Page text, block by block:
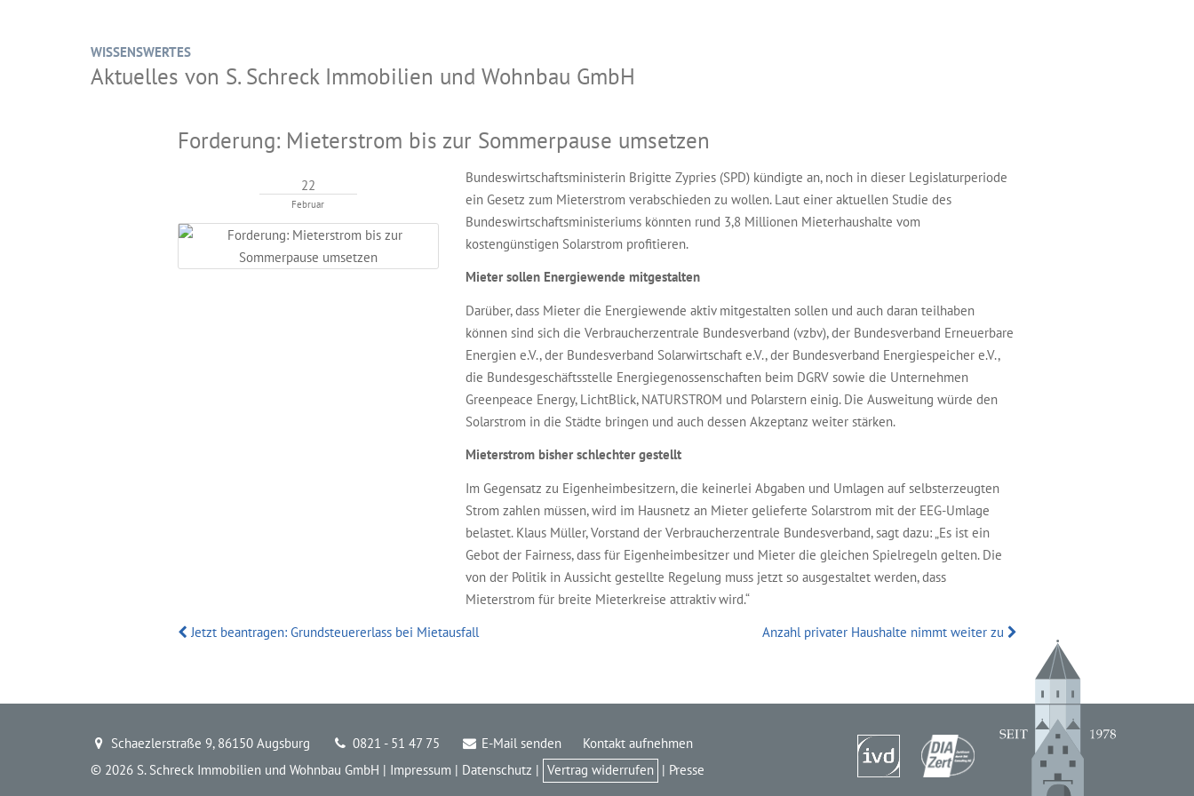
WISSENSWERTES
Aktuelles von S. Schreck Immobilien und Wohnbau GmbH
Forderung: Mieterstrom bis zur Sommerpause umsetzen
22
Februar
Bundeswirtschaftsministerin Brigitte Zypries (SPD) kündigte an, noch in dieser Legislaturperiode
ein Gesetz zum Mieterstrom verabschieden zu wollen. Laut einer aktuellen Studie des
Bundeswirtschaftsministeriums könnten rund 3,8 Millionen Mieterhaushalte vom
kostengünstigen Solarstrom profitieren.
Mieter sollen Energiewende mitgestalten
Darüber, dass Mieter die Energiewende aktiv mitgestalten sollen und auch daran teilhaben
können sind sich die Verbraucherzentrale Bundesverband (vzbv), der Bundesverband Erneuerbare
Energien e.V., der Bundesverband Solarwirtschaft e.V., der Bundesverband Energiespeicher e.V.,
die Bundesgeschäftsstelle Energiegenossenschaften beim DGRV sowie die Unternehmen
Greenpeace Energy, LichtBlick, NATURSTROM und Polarstern einig. Die Ausweitung würde den
Solarstrom in die Städte bringen und auch dessen Akzeptanz weiter stärken.
Mieterstrom bisher schlechter gestellt
Im Gegensatz zu Eigenheimbesitzern, die keinerlei Abgaben und Umlagen auf selbsterzeugten
Strom zahlen müssen, wird im Hausnetz an Mieter gelieferte Solarstrom mit der EEG-Umlage
belastet. Klaus Müller, Vorstand der Verbraucherzentrale Bundesverband, sagt dazu: „Es ist ein
Gebot der Fairness, dass für Eigenheimbesitzer und Mieter die gleichen Spielregeln gelten. Die
von der Politik in Aussicht gestellte Regelung muss jetzt so ausgestaltet werden, dass
Mieterstrom für breite Mieterkreise attraktiv wird.“
Jetzt beantragen: Grundsteuererlass bei Mietausfall
Anzahl privater Haushalte nimmt weiter zu
Schaezlerstraße 9, 86150 Augsburg 0821 - 51 47 75 E-Mail senden
Kontakt aufnehmen
© 2026 S. Schreck Immobilien und Wohnbau GmbH | Impressum | Datenschutz | Vertrag widerrufen | Presse